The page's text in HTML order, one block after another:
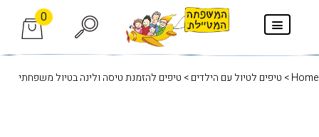
0
Home
> טיפים לטיול עם הילדים> טיפים להזמנת טיסה ולינה בטיול משפחתי